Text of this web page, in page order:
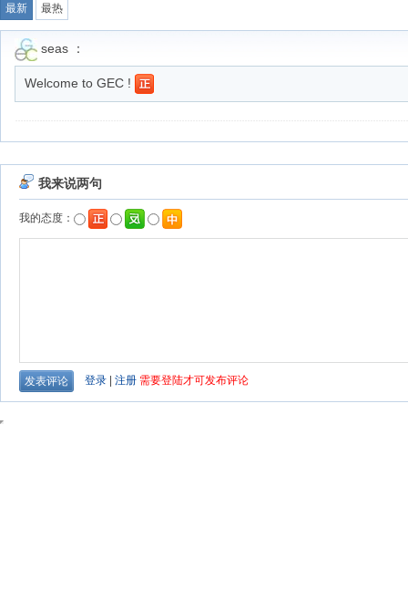
最新 最热
seas ：
Welcome to GEC !
我来说两句
我的态度：
登录 注册 需要登陆才可发布评论